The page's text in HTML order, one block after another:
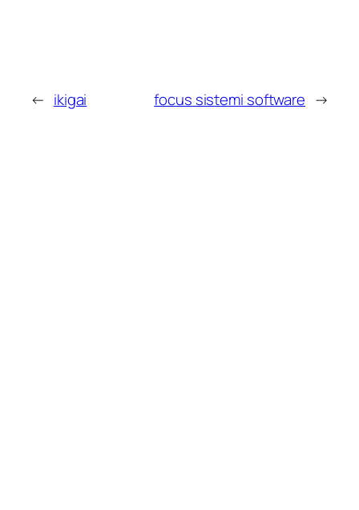
← ikigai focus sistemi software →